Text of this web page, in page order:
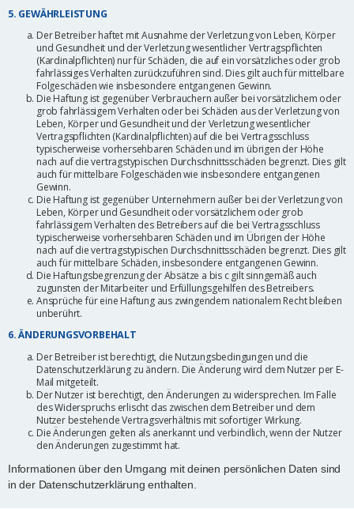
5. GEWÄHRLEISTUNG
Der Betreiber haftet mit Ausnahme der Verletzung von Leben, Körper
und Gesundheit und der Verletzung wesentlicher Vertragspflichten
(Kardinalpflichten) nur für Schäden, die auf ein vorsätzliches oder grob
fahrlässiges Verhalten zurückzuführen sind. Dies gilt auch für mittelbare
Folgeschäden wie insbesondere entgangenen Gewinn.
Die Haftung ist gegenüber Verbrauchern außer bei vorsätzlichem oder
grob fahrlässigem Verhalten oder bei Schäden aus der Verletzung von
Leben, Körper und Gesundheit und der Verletzung wesentlicher
Vertragspflichten (Kardinalpflichten) auf die bei Vertragsschluss
typischerweise vorhersehbaren Schäden und im übrigen der Höhe
nach auf die vertragstypischen Durchschnittsschäden begrenzt. Dies gilt
auch für mittelbare Folgeschäden wie insbesondere entgangenen
Gewinn.
Die Haftung ist gegenüber Unternehmern außer bei der Verletzung von
Leben, Körper und Gesundheit oder vorsätzlichem oder grob
fahrlässigem Verhalten des Betreibers auf die bei Vertragsschluss
typischerweise vorhersehbaren Schäden und im Übrigen der Höhe
nach auf die vertragstypischen Durchschnittsschäden begrenzt. Dies gilt
auch für mittelbare Schäden, insbesondere entgangenen Gewinn.
Die Haftungsbegrenzung der Absätze a bis c gilt sinngemäß auch
zugunsten der Mitarbeiter und Erfüllungsgehilfen des Betreibers.
Ansprüche für eine Haftung aus zwingendem nationalem Recht bleiben
unberührt.
6. ÄNDERUNGSVORBEHALT
Der Betreiber ist berechtigt, die Nutzungsbedingungen und die
Datenschutzerklärung zu ändern. Die Änderung wird dem Nutzer per E-
Mail mitgeteilt.
Der Nutzer ist berechtigt, den Änderungen zu widersprechen. Im Falle
des Widerspruchs erlischt das zwischen dem Betreiber und dem
Nutzer bestehende Vertragsverhältnis mit sofortiger Wirkung.
Die Änderungen gelten als anerkannt und verbindlich, wenn der Nutzer
den Änderungen zugestimmt hat.
Informationen über den Umgang mit deinen persönlichen Daten sind
in der Datenschutzerklärung enthalten.